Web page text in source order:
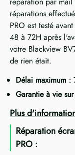
réparations
PRO est testé
48 à 72H après
votre Blackview
de rien était.
Délai maximum :
Garantie à vie
Plus
Réparation
PRO :